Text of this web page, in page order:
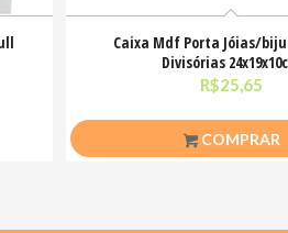
Caixa Mdf Porta Jóias/
Divisórias
R$25,65
COMPRAR